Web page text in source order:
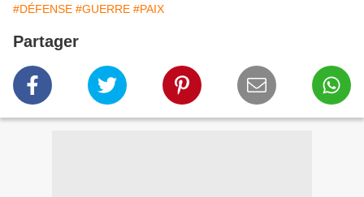
#DÉFENSE #GUERRE #PAIX
Partager